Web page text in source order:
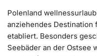
Polenland
anziehendes
etabliert. Besonders
Seebäder an der Ostsee